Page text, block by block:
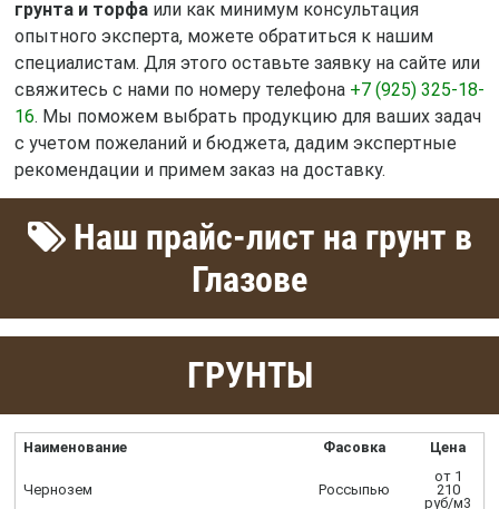
грунта и торфаили как минимум консультация
опытного эксперта, можете обратиться к нашим
специалистам. Для этого оставьте заявку на сайте или
свяжитесь с нами по номеру телефона +7 (925) 325-18-
16. Мы поможем выбрать продукцию для ваших задач
с учетом пожеланий и бюджета, дадим экспертные
рекомендации и примем заказ на доставку.
Наш прайс-лист на грунт в
Глазове
ГРУНТЫ
Наименование Фасовка Цена
Чернозем Россыпью
от 1
210
руб/м3